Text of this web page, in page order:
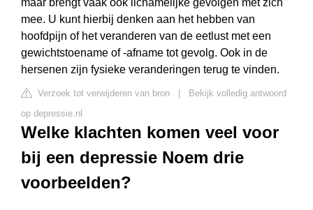
maar brengt vaak ook lichamelijke gevolgen met zich
mee. U kunt hierbij denken aan het hebben van
hoofdpijn of het veranderen van de eetlust met een
gewichtstoename of -afname tot gevolg. Ook in de
hersenen zijn fysieke veranderingen terug te vinden.
Verzoek tot verwijderen van bron
Bekijk volledig antwoord
op depressie.nl
Welke klachten komen veel voor
bij een depressie Noem drie
voorbeelden?